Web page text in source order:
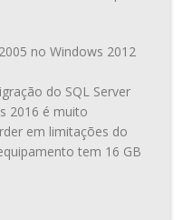
no Windows 2012
do SQL Server
2016 é muito
em limitações do
tem 16 GB